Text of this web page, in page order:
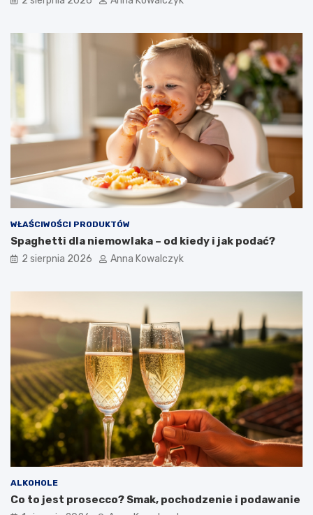
WŁAŚCIWOŚCI PRODUKTÓW
Spaghetti dla niemowlaka – od kiedy i jak podać?
2 sierpnia 2026 Anna Kowalczyk
ALKOHOLE
Co to jest prosecco? Smak, pochodzenie i podawanie